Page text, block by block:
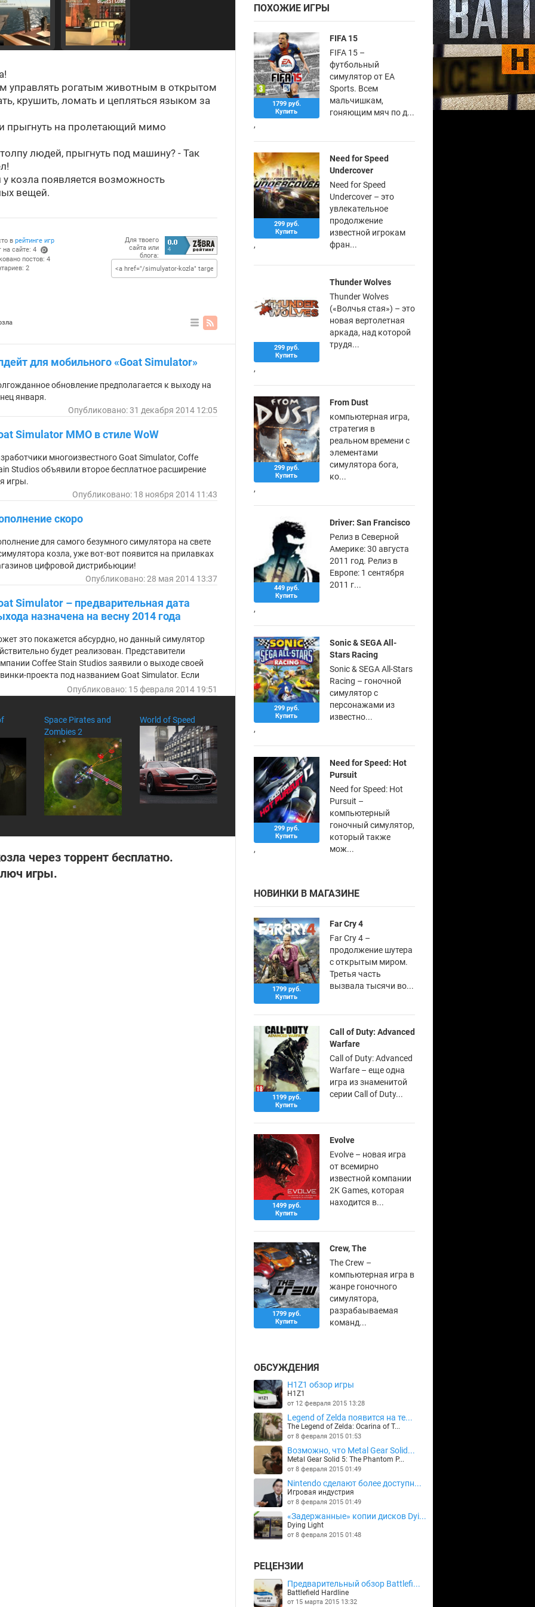
управлять рогатым животным в открытом
крушить, ломать и цепляться языком за
прыгнуть на пролетающий мимо
людей, прыгнуть под машину? - Так
козла появляется возможность
вещей.
в рейтинге игр
на сайте: 4
(po
постов: 4
2
Для твоего
сайта или
блога:
ви
сп
для мобильного «Goat Simulator»
обновление предполагается к выходу на
января.
Опубликовано: 31 декабря 2014 12:05
Simulator MMO в стиле WoW
многоизвестного Goat Simulator, Coffe
Studios объявили второе бесплатное расширение
игры.
Опубликовано: 18 ноября 2014 11:43
скоро
для самого безумного симулятора на свете
козла, уже вот-вот появится на прилавках
цифровой дистрибьюции!
Опубликовано: 28 мая 2014 13:37
Simulator – предварительная дата
назначена на весну 2014 года
это покажется абсурдно, но данный симулятор
будет реализован. Представители
Coffee Stain Studios заявили о выходе своей
проекта под названием Goat Simulator. Если
игру в двух словах – это симулятор козла.
Опубликовано: 15 февраля 2014 19:51
Space Pirates and
Zombies 2
World of Speed
через торрент бесплатно.
игры.
ПОХОЖИЕ ИГРЫ
1799 руб.
Купить
,
FIFA 15
FIFA 15 –
футбольный
симулятор от EA
Sports. Всем
мальчишкам,
гоняющим мяч по д...
299 руб.
Купить
,
Need for Speed
Undercover
Need for Speed
Undercover – это
увлекательное
продолжение
известной игрокам
фран...
299 руб.
Купить
,
Thunder Wolves
Thunder Wolves
(«Волчья стая») – это
новая вертолетная
аркада, над которой
трудя...
299 руб.
Купить
,
From Dust
компьютерная игра,
стратегия в
реальном времени с
элементами
симулятора бога,
ко...
449 руб.
Купить
,
Driver: San Francisco
Релиз в Северной
Америке: 30 августа
2011 год. Релиз в
Европе: 1 сентября
2011 г...
299 руб.
Купить
,
Sonic & SEGA All-
Stars Racing
Sonic & SEGA All-Stars
Racing – гоночной
симулятор с
персонажами из
известно...
299 руб.
Купить
,
Need for Speed: Hot
Pursuit
Need for Speed: Hot
Pursuit –
компьютерный
гоночный симулятор,
который также
мож...
НОВИНКИ В МАГАЗИНЕ
1799 руб.
Купить
Far Cry 4
Far Cry 4 –
продолжение шутера
с открытым миром.
Третья часть
вызвала тысячи во...
1199 руб.
Купить
Call of Duty: Advanced
Warfare
Call of Duty: Advanced
Warfare – еще одна
игра из знаменитой
серии Call of Duty...
1499 руб.
Купить
Evolve
Evolve – новая игра
от всемирно
известной компании
2K Games, которая
находится в...
1799 руб.
Купить
Crew, The
The Crew –
компьютерная игра в
жанре гоночного
симулятора,
разрабаываемая
команд...
ОБСУЖДЕНИЯ
H1Z1 обзор игры
H1Z1
от 12 февраля 2015 13:28
Legend of Zelda появится на те...
The Legend of Zelda: Ocarina of T...
от 8 февраля 2015 01:53
Возможно, что Metal Gear Solid...
Metal Gear Solid 5: The Phantom P...
от 8 февраля 2015 01:49
Nintendo сделают более доступн...
Игровая индустрия
от 8 февраля 2015 01:49
«Задержанные» копии дисков Dyi...
Dying Light
от 8 февраля 2015 01:48
РЕЦЕНЗИИ
Предварительный обзор Battlefi...
Battlefield Hardline
от 15 марта 2015 13:32